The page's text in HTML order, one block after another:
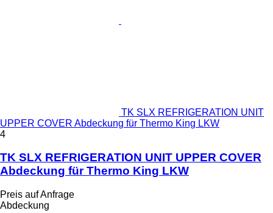
TK SLX REFRIGERATION UNIT
UPPER COVER Abdeckung für Thermo King LKW
4
TK SLX REFRIGERATION UNIT UPPER COVER
Abdeckung für Thermo King LKW
Preis auf Anfrage
Abdeckung